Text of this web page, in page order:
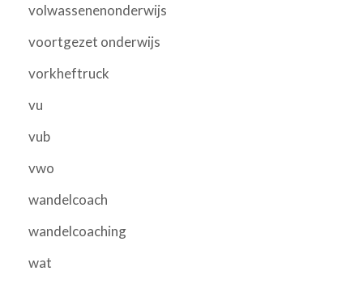
volwassenenonderwijs
voortgezet onderwijs
vorkheftruck
vu
vub
vwo
wandelcoach
wandelcoaching
wat